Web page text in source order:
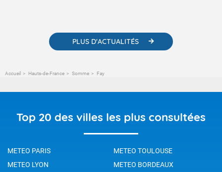
PLUS D'ACTUALITÉS
Accueil Hauts-de-France Somme Fay
Top 20 des villes les plus consultées
METEO PARIS
METEO TOULOUSE
METEO LYON
METEO BORDEAUX